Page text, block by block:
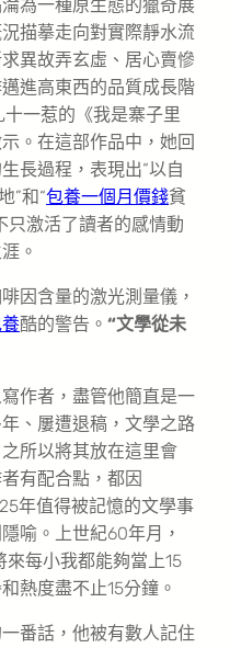
為一種原生態的獵奇展
描摹走向對實際靜水流
異故弄玄虛、居心賣慘
進高東西的品質成長階
一惹的《我是寨子里
。在這部作品中，她回
長過程，表現出“以自
”和“包養一個月價錢貧
只激活了讀者的感情動
。
因含量的激光測量儀，
酷的警告。 “文學從未
作者，盡管他簡直是一
、屢遭退稿，文學之路
所以將其放在這里會
有配合點，都因
年值得被記憶的文學事
喻。上世紀60年月，
來每小我都能夠當上15
熱度盡不止15分鐘。
番話，他被有數人記住